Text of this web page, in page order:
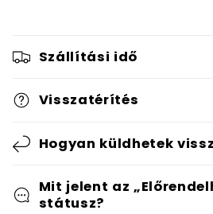
Szállítási idő
Visszatérítés
Hogyan küldhetek
Mit jelent az
státusz?